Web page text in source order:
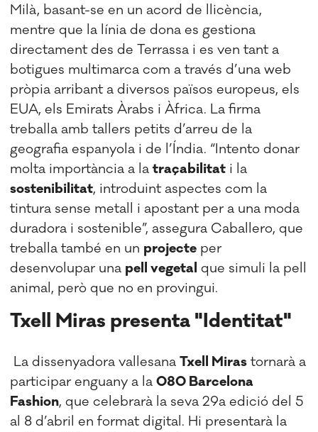
Milà, basant-se en un acord de llicència,
mentre que la línia de dona es gestiona
directament des de Terrassa i es ven tant a
botigues multimarca com a través d’una web
pròpia arribant a diversos països europeus, els
EUA, els Emirats Àrabs i Àfrica. La firma
treballa amb tallers petits d’arreu de la
geografia espanyola i de l’Índia. “Intento donar
molta importància a latraçabilitat i la
sostenibilitat, introduint aspectes com la
tintura sense metall i apostant per a una moda
duradora i sostenible”, assegura Caballero, que
treballa també en un projecte per
desenvolupar una pell vegetal que simuli la pell
animal, però que no en provingui.
Txell Miras presenta "Identitat"
La dissenyadora vallesanaTxell Miras tornarà a
participar enguany a la080 Barcelona
Fashion, que celebrarà la seva 29a edició del 5
al 8 d’abril en format digital. Hi presentarà la